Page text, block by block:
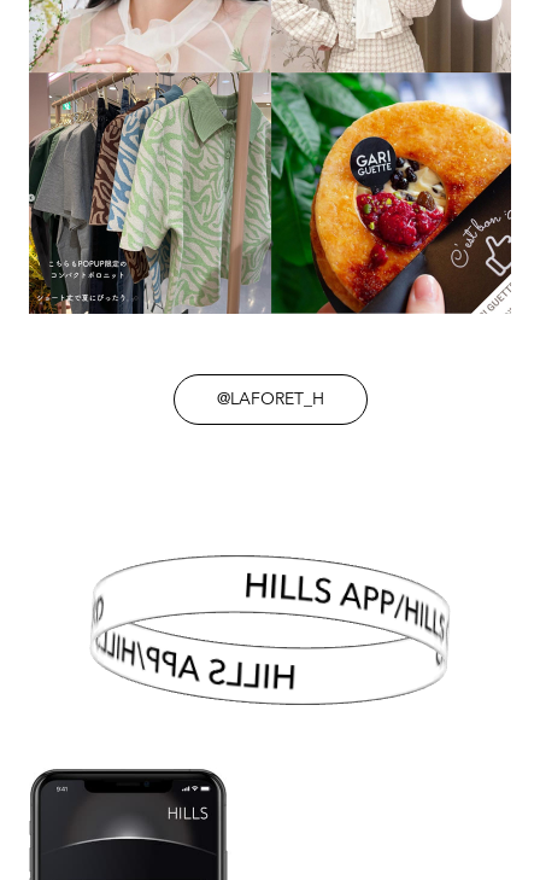
@LAFORET_H
HILLS APP/HILLS CARD